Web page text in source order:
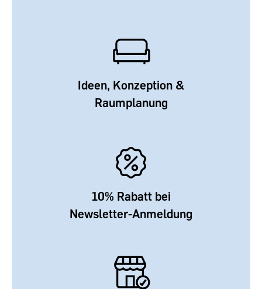
Ideen, Konzeption &
Raumplanung
10% Rabatt bei
Newsletter-Anmeldung